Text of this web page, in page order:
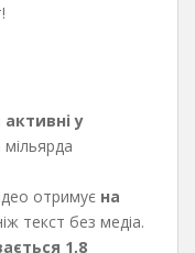
у
отримує на
текст без медіа.
1,8